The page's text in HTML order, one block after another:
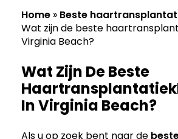
Home » Beste
Wat zijn de beste
Virginia Beach?
Wat Zijn De Beste
In Virginia Beach?
Als u op zoek bent naar de